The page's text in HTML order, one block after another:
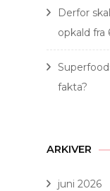
Derfor
opkald fra
fakta?
ARKIVER
juni 2026